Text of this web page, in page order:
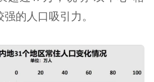
的人口吸引力。